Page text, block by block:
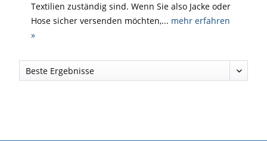
Textilien zuständig sind. Wenn Sie also Jacke oder
Hose sicher versenden möchten,... mehr erfahren
»